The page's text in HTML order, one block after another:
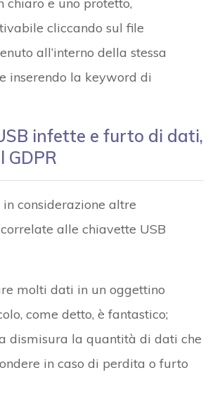
cliccando sul file
all’interno della stessa
inserendo la keyword di
infette e furto di dati,
GDPR
considerazione altre
alle chiavette USB
molti dati in un oggettino
come detto, è fantastico;
dismisura la quantità di dati che
in caso di perdita o furto